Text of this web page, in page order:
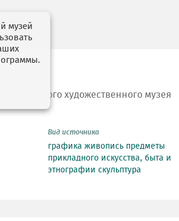
художественного музея
Вид источника
графика живопись предметы
прикладного искусства, быта и
этнографии скульптура
музей